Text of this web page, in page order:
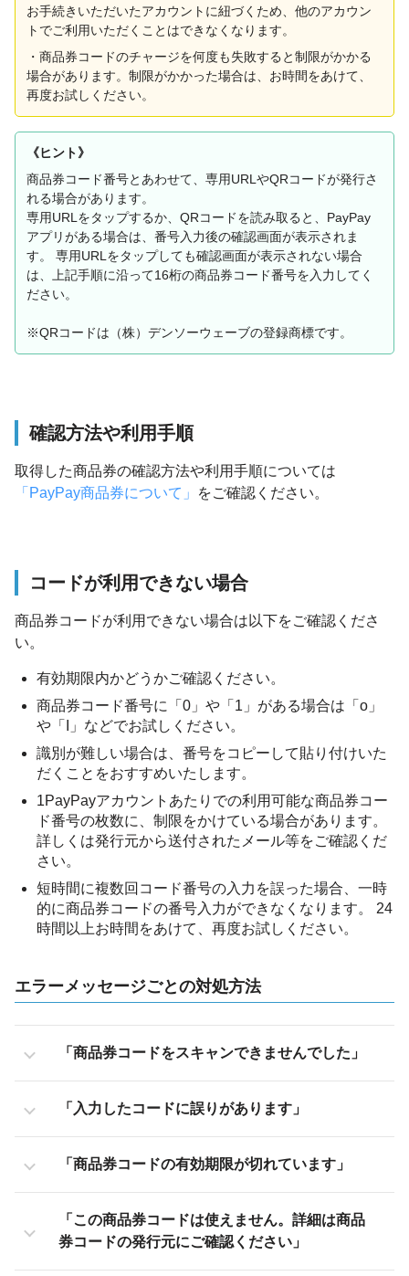
お手続きいただいたアカウントに紐づくため、他のアカウン
トでご利用いただくことはできなくなります。
・商品券コードのチャージを何度も失敗すると制限がかかる
場合があります。制限がかかった場合は、お時間をあけて、
再度お試しください。
《ヒント》
商品券コード番号とあわせて、専用URLやQRコードが発行さ
れる場合があります。
専用URLをタップするか、QRコードを読み取ると、PayPay
アプリがある場合は、番号入力後の確認画面が表示されま
す。 専用URLをタップしても確認画面が表示されない場合
は、上記手順に沿って16桁の商品券コード番号を入力してく
ださい。
※QRコードは（株）デンソーウェーブの登録商標です。
確認方法や利用手順
取得した商品券の確認方法や利用手順については
「PayPay商品券について」
をご確認ください。
コードが利用できない場合
商品券コードが利用できない場合は以下をご確認くださ
い。
有効期限内かどうかご確認ください。
商品券コード番号に「0」や「1」がある場合は「o」
や「I」などでお試しください。
識別が難しい場合は、番号をコピーして貼り付けいた
だくことをおすすめいたします。
1PayPayアカウントあたりでの利用可能な商品券コー
ド番号の枚数に、制限をかけている場合があります。
詳しくは発行元から送付されたメール等をご確認くだ
さい。
短時間に複数回コード番号の入力を誤った場合、一時
的に商品券コードの番号入力ができなくなります。 24
時間以上お時間をあけて、再度お試しください。
エラーメッセージごとの対処方法
「商品券コードをスキャンできませんでした」
「入力したコードに誤りがあります」
「商品券コードの有効期限が切れています」
「この商品券コードは使えません。詳細は商品
券コードの発行元にご確認ください」